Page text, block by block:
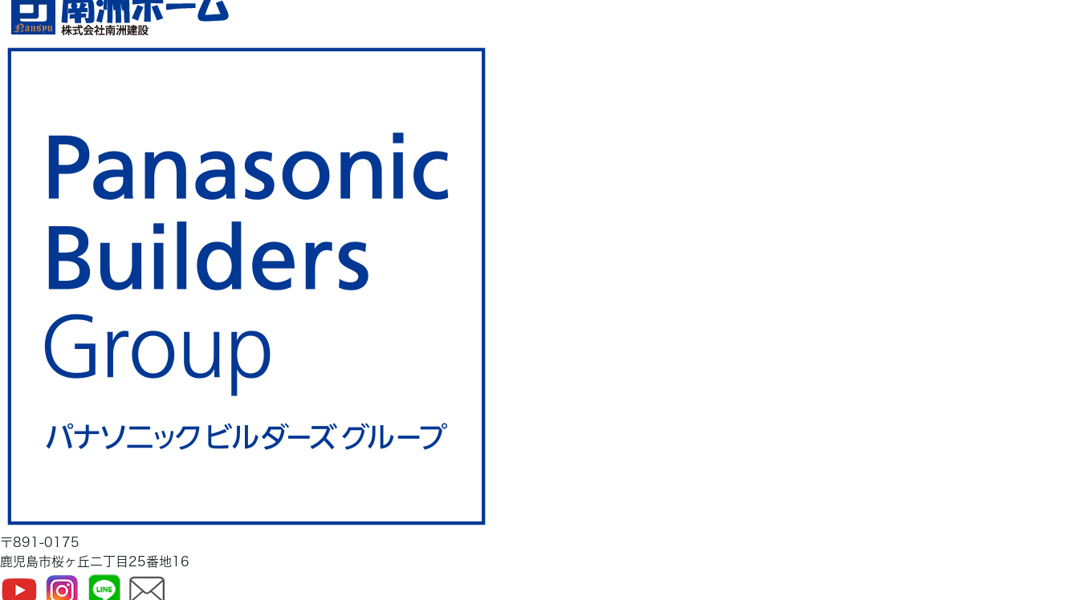
〒891-0175
鹿児島市桜ヶ丘二丁目25番地16